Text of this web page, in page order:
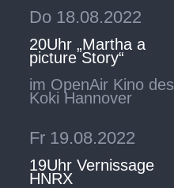
Do 18.08.2022
20Uhr „Martha a
picture Story“
im OpenAir Kino des
Koki Hannover
Fr 19.08.2022
19Uhr Vernissage
HNRX